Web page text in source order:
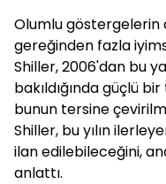
Olumlu göstergelerin
gereğinden fazla
Shiller, 2006'dan bu
bakıldığında güçlü
bunun tersine
Shiller, bu yılın
ilan edilebileceğini,
anlattı.